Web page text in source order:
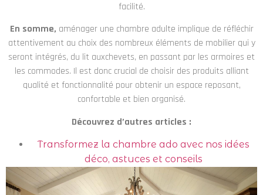
facilité.
En somme, aménager une chambre adulte implique de réfléchir
attentivement au choix des nombreux éléments de mobilier qui y
seront intégrés, du lit auxchevets, en passant par les armoires et
les commodes. Il est donc crucial de choisir des produits alliant
qualité et fonctionnalité pour obtenir un espace reposant,
confortable et bien organisé.
Découvrez d’autres articles :
Transformez la chambre ado avec nos idées
déco, astuces et conseils